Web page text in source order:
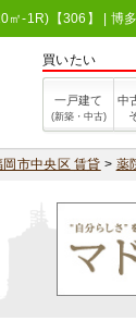
㎡-1R)【306】 | 博
買いたい
一戸建て
(新築・中古)
中
岡市中央区 賃貸 > 薬